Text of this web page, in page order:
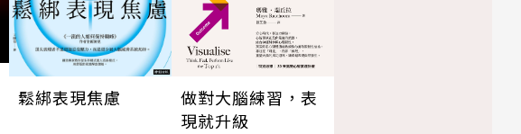
鬆綁表現焦慮
做對大腦練習，表
現就升級